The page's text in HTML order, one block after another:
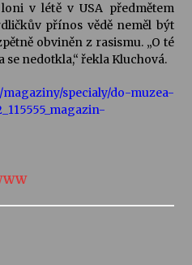
v létě v USA předmětem
přínos vědě neměl být
obviněn z rasismu. „O té
se nedotkla,“ řekla Kluchová.
specialy/do-muzea-